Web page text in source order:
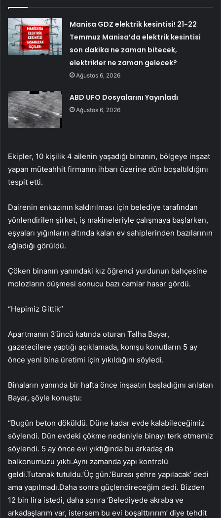
Manisa GDZ elektrik kesintisi! 21-22
Temmuz Manisa’da elektrik kesintisi
son dakika ne zaman bitecek,
elektrikler ne zaman gelecek?
Ağustos 6, 2026
ABD UFO Dosyalarını Yayınladı
Ağustos 6, 2026
Ekipler, 10 kişilik 4 ailenin yaşadığı binanın, bölgeye inşaat
yapan müteahhit firmanın ihbarı üzerine dün boşaltıldığını
tespit etti.
Dairenin enkazının kaldırılması için belediye tarafından
yönlendirilen şirket, iş makineleriyle çalışmaya başlarken,
eşyaları yığınların altında kalan ev sahiplerinden bazılarının
ağladığı görüldü.
Çöken binanın yanındaki kız öğrenci yurdunun bahçesine
molozların düşmesi sonucu bazı camlar hasar gördü.
“Hepimiz Gittik”
Apartmanın 3’üncü katında oturan Talha Bayar,
gazetecilere yaptığı açıklamada, komşu konutların 5 ay
önce yeni bina üretimi için yıkıldığını söyledi.
Binaların yanında bir hafta önce inşaatın başladığını anlatan
Bayar, şöyle konuştu:
“Bugün beton döküldü. Düne kadar evde kalabileceğimiz
söylendi. Dün evdeki çökme nedeniyle binayı terk etmemiz
söylendi. 5 ay önce evi yıktığında bu arkadaş da
balkonumuzu yıktı.Aynı zamanda yapı kontrolü
geldi.Tutanak tutuldu.’Üç gün.’Burası şehre yapılacak’ dedi
ama yapılmadı.Daha sonra güçlendireceğim dedi. Bizden
12 bin lira istedi, daha sonra ‘Belediyede akraba ve
arkadaşlarım var, istersem bu evi boşalttırırım’ diye tehdit